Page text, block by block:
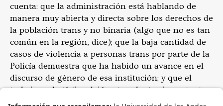
cuenta: que la administración está hablando de
manera muy abierta y directa sobre los derechos de
la población trans y no binaria (algo que no es tan
común en la región, dice); que la baja cantidad de
casos de violencia a personas trans por parte de la
Policía demuestra que ha habido un avance en el
discurso de género de esa institución; y que el
trabajo pedagógico dejó antecedentes importantes
(como propietarios de establecimientos que